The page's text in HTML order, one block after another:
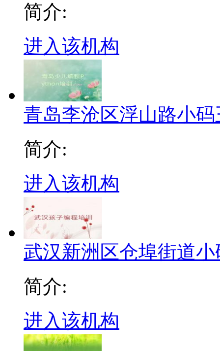
简介:
进入该机构
青岛李沧区浮山路小
简介:
进入该机构
武汉新洲区仓埠街道
简介:
进入该机构